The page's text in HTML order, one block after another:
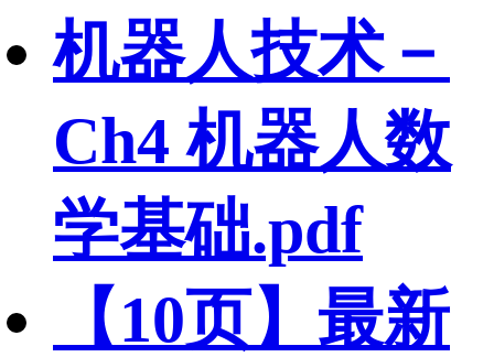
机器人技术－
Ch4 机器人数
学基础.pdf
【10页】最新